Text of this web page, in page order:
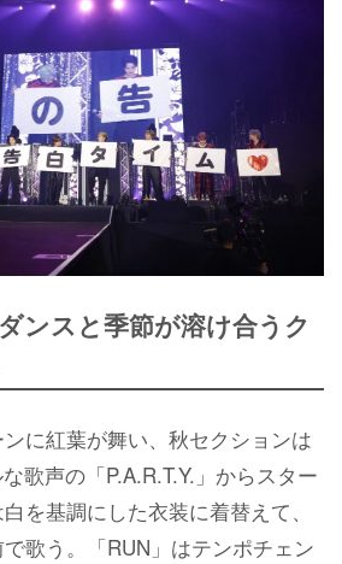
ンスと季節が溶け合うク
に紅葉が舞い、秋セクションは
歌声の「P.A.R.T.Y.」からスター
を基調にした衣装に着替えて、
歌う。「RUN」はテンポチェン